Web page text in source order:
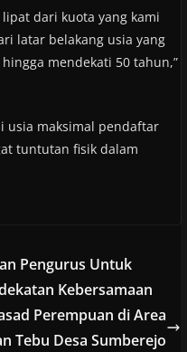
dari kuota yang kami
latar belakang usia yang
mendekati 50 tahun,”
usia maksimal pendaftar
tuntutan fisik dalam
Pengurus Untuk
Kebersamaan
Perempuan di Area
Tebu Desa Sumberejo